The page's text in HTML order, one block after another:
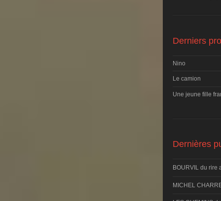
Derniers
Nino
Le camion
Une jeune fille
Dernières
BOURVIL du rire
MICHEL